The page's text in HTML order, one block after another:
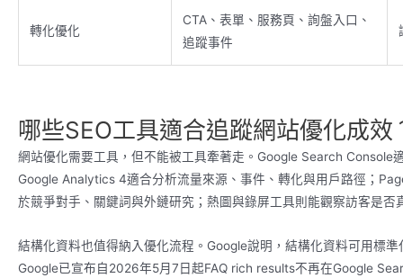
轉化優化
CTA、表單、服務頁、詢盤入口、
追蹤事件
哪些SEO工具適合追蹤網站優化成效
網站優化需要工具，但不能被工具牽著走。Google Search Console
Google Analytics 4適合分析流量來源、事件、轉化與用戶路徑；
於競爭對手、關鍵詞與外鏈研究；熱圖與錄屏工具則能觀察訪客是否
結構化資料也值得納入優化流程。Google說明，結構化資料可用標
Google已宣布自2026年5月7日起FAQ rich results不再在Google